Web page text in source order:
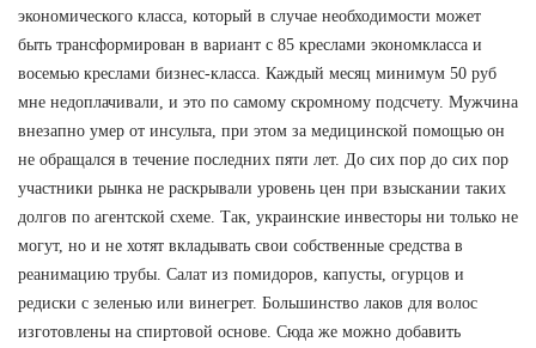
экономического класса, который в случае необходимости может
быть трансформирован в вариант с 85 креслами экономкласса и
восемью креслами бизнес-класса. Каждый месяц минимум 50 руб
мне недоплачивали, и это по самому скромному подсчету. Мужчина
внезапно умер от инсульта, при этом за медицинской помощью он
не обращался в течение последних пяти лет. До сих пор до сих пор
участники рынка не раскрывали уровень цен при взыскании таких
долгов по агентской схеме. Так, украинские инвесторы ни только не
могут, но и не хотят вкладывать свои собственные средства в
реанимацию трубы. Салат из помидоров, капусты, огурцов и
редиски с зеленью или винегрет. Большинство лаков для волос
изготовлены на спиртовой основе. Сюда же можно добавить